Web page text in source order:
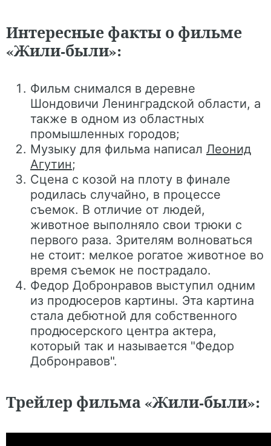
Интересные факты о фильме
«Жили-были»:
Фильм снимался в деревне
Шондовичи Ленинградской области, а
также в одном из областных
промышленных городов;
Музыку для фильма написал Леонид
Агутин;
Сцена с козой на плоту в финале
родилась случайно, в процессе
съемок. В отличие от людей,
животное выполняло свои трюки с
первого раза. Зрителям волноваться
не стоит: мелкое рогатое животное во
время съемок не пострадало.
Федор Добронравов выступил одним
из продюсеров картины. Эта картина
стала дебютной для собственного
продюсерского центра актера,
который так и называется "Федор
Добронравов".
Трейлер фильма «Жили-были»: